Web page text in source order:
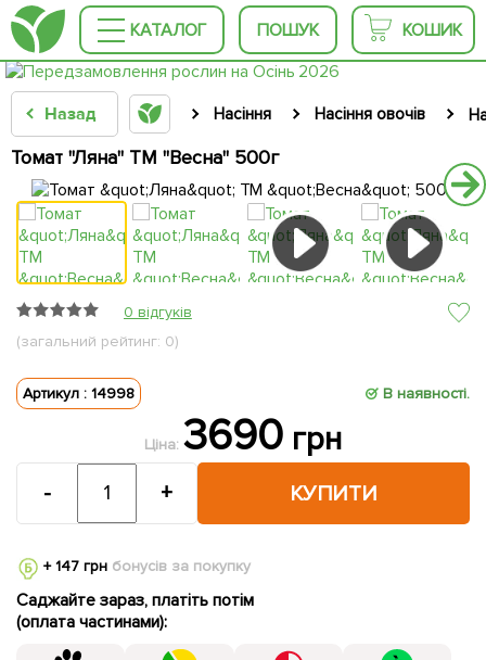
КАТАЛОГ ПОШУК КОШИК
Назад Насіння Насіння овочів
Томат "Ляна" ТМ "Весна" 500г
0 відгуків
(загальний рейтинг: 0)
Артикул : 14998 В наявності.
Ціна:3690грн
КУПИТИ
- +
+ 147 грнбонусів за покупку
Саджайте зараз, платіть потім
(оплата частинами):